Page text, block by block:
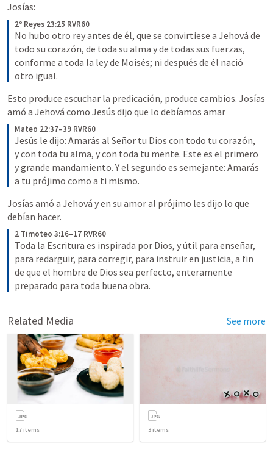
Josías:
2º Reyes 23:25 RVR60
No hubo otro rey antes de él, que se convirtiese a Jehová de
todo su corazón, de toda su alma y de todas sus fuerzas,
conforme a toda la ley de Moisés; ni después de él nació
otro igual.
Esto produce escuchar la predicación, produce cambios. Josías
amó a Jehová como Jesús dijo que lo debíamos amar
Mateo 22:37–39 RVR60
Jesús le dijo: Amarás al Señor tu Dios con todo tu corazón,
y con toda tu alma, y con toda tu mente. Este es el primero
y grande mandamiento. Y el segundo es semejante: Amarás
a tu prójimo como a ti mismo.
Josías amó a Jehová y en su amor al prójimo les dijo lo que
debían hacer.
2 Timoteo 3:16–17 RVR60
Toda la Escritura es inspirada por Dios, y útil para enseñar,
para redargüir, para corregir, para instruir en justicia, a fin
de que el hombre de Dios sea perfecto, enteramente
preparado para toda buena obra.
Related Media See more
17 items 3 items